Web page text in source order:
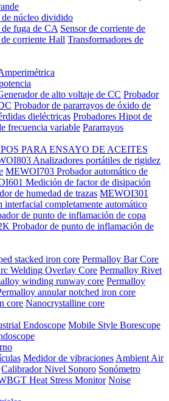
de núcleo dividido
de fuga de CA Sensor de corriente de
de corriente Hall Transformadores de
de alto voltaje de CC Probador
Probador de pararrayos de óxido de
dieléctricas Probadores Hipot de
frecuencia variable Pararrayos
PARA ENSAYO DE ACEITES
Analizadores portátiles de rigidez
MEWOI703 Probador automático de
Medición de factor de disipación
de humedad de trazas MEWOI301
interfacial completamente automático
de punto de inflamación de copa
Probador de punto de inflamación de
stacked iron core Permalloy Bar Core
Welding Overlay Core Permalloy Rivet
winding runway core Permalloy
annular notched iron core
core Nanocrystalline core
Endoscope Mobile Style Borescope
Medidor de vibraciones Ambient Air
Calibrador Nivel Sonoro Sonómetro
Heat Stress Monitor Noise